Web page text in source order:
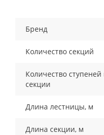
Бренд
Количество секций
Количество ступеней
секции
Длина лестницы, м
Длина секции, м